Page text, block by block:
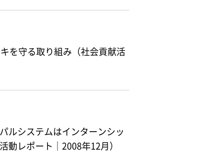
を守る取り組み（社会貢献活
ルシステムはインターンシッ
動レポート｜2008年12月）